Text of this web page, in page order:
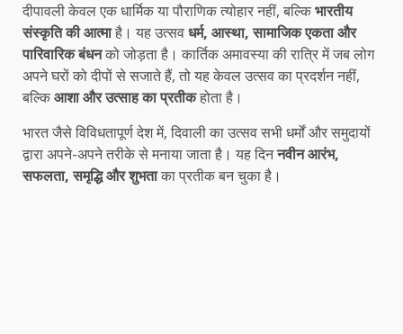
दीपावली केवल एक धार्मिक या पौराणिक त्योहार नहीं, बल्किभारतीय
संस्कृति की आत्माहै। यह उत्सवधर्म, आस्था, सामाजिक एकता और
पारिवारिक बंधनको जोड़ता है। कार्तिक अमावस्या की रात्रि में जब लोग
अपने घरों को दीपों से सजाते हैं, तो यह केवल उत्सव का प्रदर्शन नहीं,
बल्किआशा और उत्साह का प्रतीकहोता है।
भारत जैसे विविधतापूर्ण देश में, दिवाली का उत्सव सभी धर्मों और समुदायों
द्वारा अपने-अपने तरीके से मनाया जाता है। यह दिननवीन आरंभ,
सफलता, समृद्धि और शुभताका प्रतीक बन चुका है।